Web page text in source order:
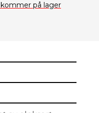
på lager